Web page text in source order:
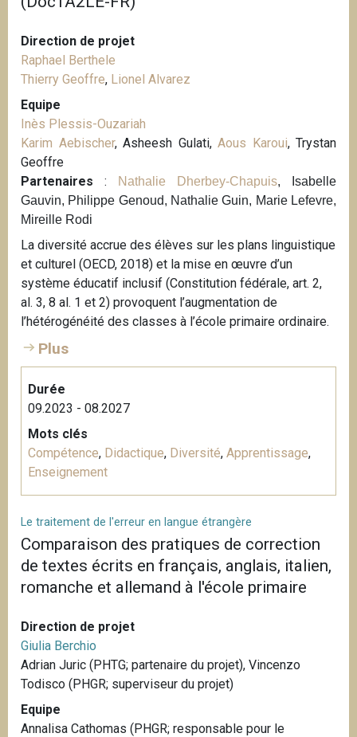
Direction de projet
Raphael Berthele
Thierry Geoffre, Lionel Alvarez
Equipe
Inès Plessis-Ouzariah
Karim Aebischer, Asheesh Gulati, Aous Karoui, Trystan
Geoffre
Partenaires : Nathalie Dherbey-Chapuis, Isabelle
Gauvin, Philippe Genoud, Nathalie Guin, Marie Lefevre,
Mireille Rodi
La diversité accrue des élèves sur les plans linguistique
et culturel (OECD, 2018) et la mise en œuvre d’un
système éducatif inclusif (Constitution fédérale, art. 2,
al. 3, 8 al. 1 et 2) provoquent l’augmentation de
l’hétérogénéité des classes à l’école primaire ordinaire.
Plus
Durée
09.2023 - 08.2027
Mots clés
Compétence, Didactique, Diversité, Apprentissage,
Enseignement
Le traitement de l'erreur en langue étrangère
Comparaison des pratiques de correction
de textes écrits en français, anglais, italien,
romanche et allemand à l'école primaire
Direction de projet
Giulia Berchio
Adrian Juric (PHTG; partenaire du projet), Vincenzo
Todisco (PHGR; superviseur du projet)
Equipe
Annalisa Cathomas (PHGR; responsable pour le